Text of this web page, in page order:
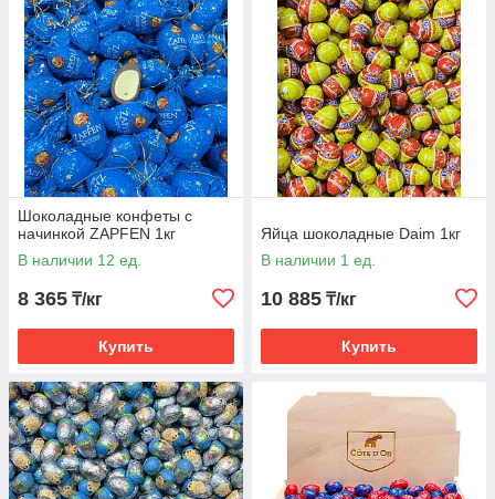
Шоколадные конфеты с
начинкой ZAPFEN 1кг
В наличии 12 ед.
8 365 ₸/кг
Купить
Яйца шоколадные Daim 1кг
В наличии 1 ед.
10 885 ₸/кг
Купить